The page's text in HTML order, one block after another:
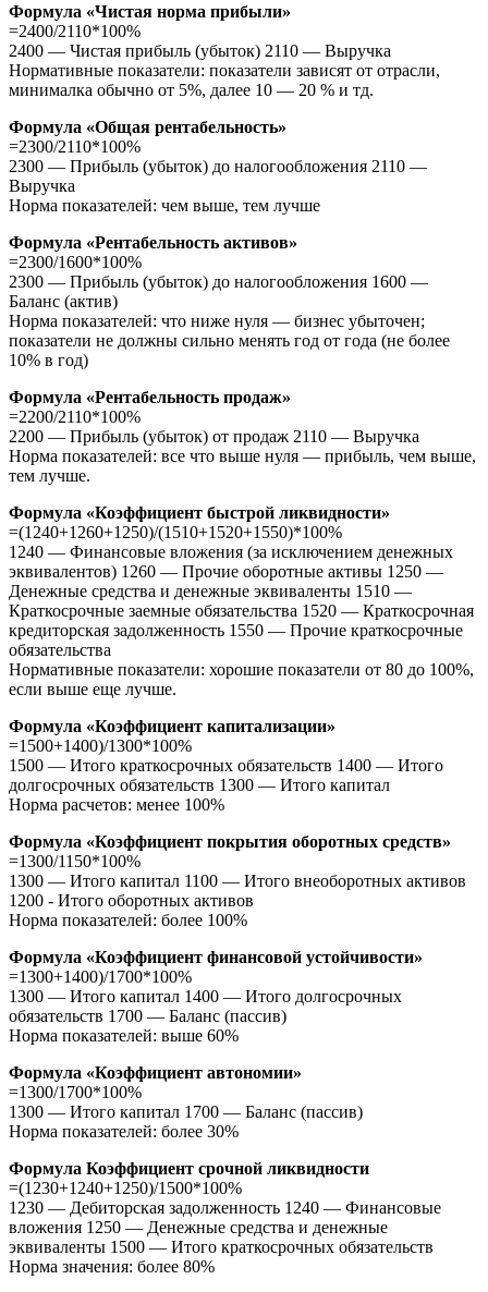
Формула «Чистая норма прибыли»
=2400/2110*100%
2400 — Чистая прибыль (убыток) 2110 — Выручка
Нормативные показатели: показатели зависят от отрасли,
минималка обычно от 5%, далее 10 — 20 % и тд.
Формула «Общая рентабельность»
=2300/2110*100%
2300 — Прибыль (убыток) до налогообложения 2110 —
Выручка
Норма показателей: чем выше, тем лучше
Формула «Рентабельность активов»
=2300/1600*100%
2300 — Прибыль (убыток) до налогообложения 1600 —
Баланс (актив)
Норма показателей: что ниже нуля — бизнес убыточен;
показатели не должны сильно менять год от года (не более
10% в год)
Формула «Рентабельность продаж»
=2200/2110*100%
2200 — Прибыль (убыток) от продаж 2110 — Выручка
Норма показателей: все что выше нуля — прибыль, чем выше,
тем лучше.
Формула «Коэффициент быстрой ликвидности»
=(1240+1260+1250)/(1510+1520+1550)*100%
1240 — Финансовые вложения (за исключением денежных
эквивалентов) 1260 — Прочие оборотные активы 1250 —
Денежные средства и денежные эквиваленты 1510 —
Краткосрочные заемные обязательства 1520 — Краткосрочная
кредиторская задолженность 1550 — Прочие краткосрочные
обязательства
Нормативные показатели: хорошие показатели от 80 до 100%,
если выше еще лучше.
Формула «Коэффициент капитализации»
=1500+1400)/1300*100%
1500 — Итого краткосрочных обязательств 1400 — Итого
долгосрочных обязательств 1300 — Итого капитал
Норма расчетов: менее 100%
Формула «Коэффициент покрытия оборотных средств»
=1300/1150*100%
1300 — Итого капитал 1100 — Итого внеоборотных активов
1200 - Итого оборотных активов
Норма показателей: более 100%
Формула «Коэффициент финансовой устойчивости»
=1300+1400)/1700*100%
1300 — Итого капитал 1400 — Итого долгосрочных
обязательств 1700 — Баланс (пассив)
Норма показателей: выше 60%
Формула «Коэффициент автономии»
=1300/1700*100%
1300 — Итого капитал 1700 — Баланс (пассив)
Норма показателей: более 30%
Формула Коэффициент срочной ликвидности
=(1230+1240+1250)/1500*100%
1230 — Дебиторская задолженность 1240 — Финансовые
вложения 1250 — Денежные средства и денежные
эквиваленты 1500 — Итого краткосрочных обязательств
Норма значения: более 80%